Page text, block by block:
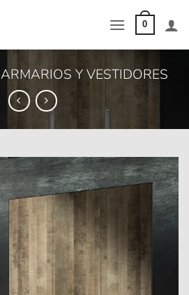
0
ARMARIOS Y VESTIDORES